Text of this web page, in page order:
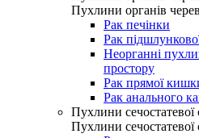
Пухлини органів
Рак печінки
Рак
Неорганні
простору
Рак прямої
Рак анального
Пухлини сечостатевої
Пухлини сечостатевої